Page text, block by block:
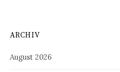
ARCHIV
August 2026